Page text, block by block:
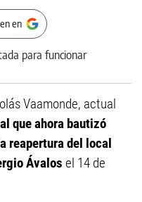
en
Vaamonde, actual
que ahora bautizó
reapertura del local
Ávalos el 14 de